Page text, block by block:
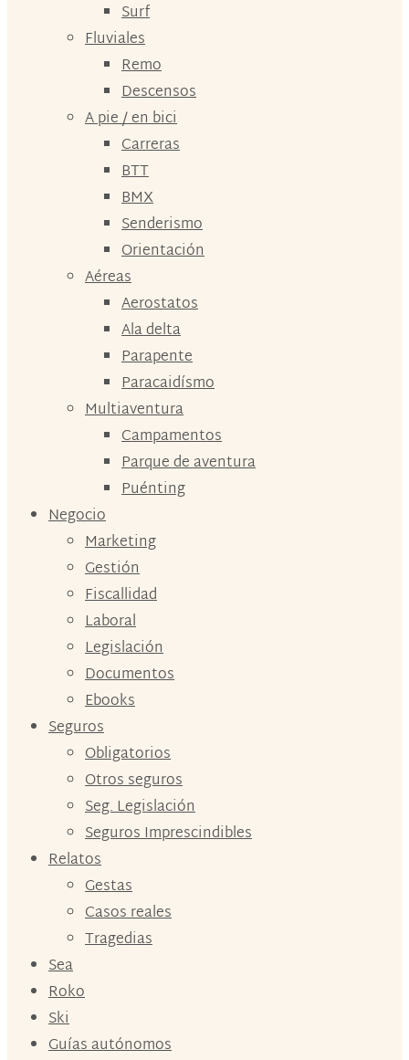
Surf
Fluviales
Remo
Descensos
A pie / en bici
Carreras
BTT
BMX
Senderismo
Orientación
Aéreas
Aerostatos
Ala delta
Parapente
Paracaidísmo
Multiaventura
Campamentos
Parque de aventura
Puénting
Negocio
Marketing
Gestión
Fiscallidad
Laboral
Legislación
Documentos
Ebooks
Seguros
Obligatorios
Otros seguros
Seg. Legislación
Seguros Imprescindibles
Relatos
Gestas
Casos reales
Tragedias
Sea
Roko
Ski
Guías autónomos